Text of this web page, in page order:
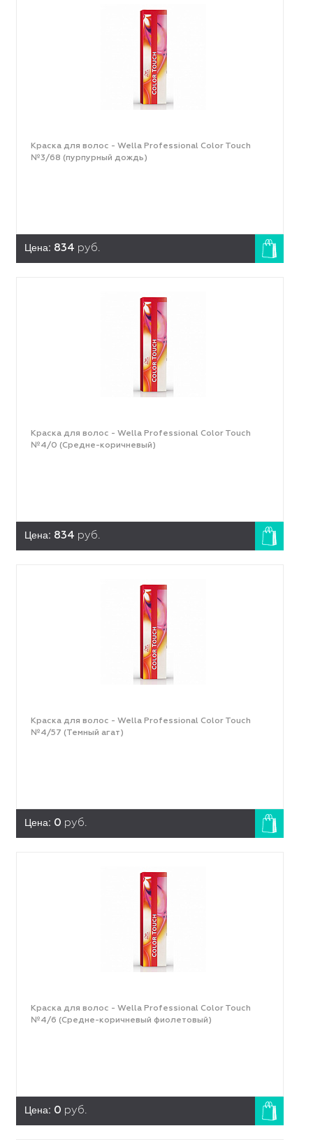
Краска для волос - Wella Professional Color Touch
№3/68 (пурпурный дождь)
Цена: 834 руб.
Краска для волос - Wella Professional Color Touch
№4/0 (Средне-коричневый)
Цена: 834 руб.
Краска для волос - Wella Professional Color Touch
№4/57 (Темный агат)
Цена: 0 руб.
Краска для волос - Wella Professional Color Touch
№4/6 (Средне-коричневый фиолетовый)
Цена: 0 руб.